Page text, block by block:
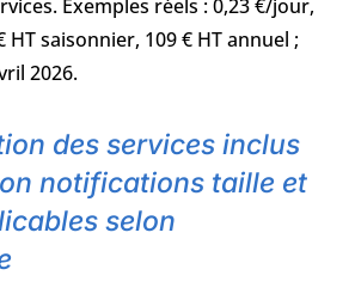
Exemples réels : 0,23 €/jour,
HT saisonnier, 109 € HT annuel ;
2026.
des services inclus
notifications taille et
selon